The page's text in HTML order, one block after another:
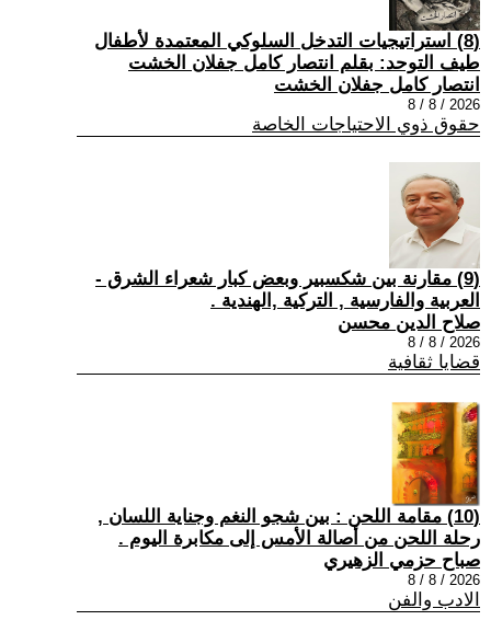
(8) استراتيجيات التدخل السلوكي المعتمدة لأطفال
طيف التوحد: بقلم انتصار كامل جفلان الخشت
انتصار كامل جفلان الخشت
2026 / 8 / 8
حقوق ذوي الاحتياجات الخاصة
(9) مقارنة بين شكسبير وبعض كبار شعراء الشرق -
العربية والفارسية , التركية ,الهندية .
صلاح الدين محسن
2026 / 8 / 8
قضايا ثقافية
(10) مقامة اللحن : بين شجو النغم وجناية اللسان ,
رحلة اللحن من أصالة الأمس إلى مكابرة اليوم .
صباح حزمي الزهيري
2026 / 8 / 8
الادب والفن